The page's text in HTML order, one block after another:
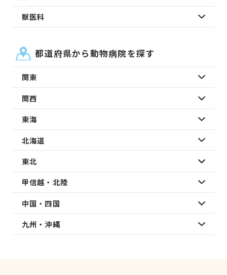
獣医科
都道府県から動物病院を探す
関東
関西
東海
北海道
東北
甲信越・北陸
中国・四国
九州・沖縄